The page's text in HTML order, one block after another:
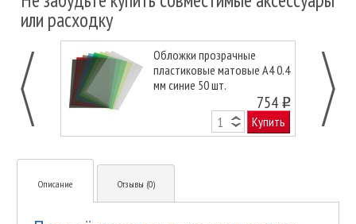
или расходку
Обложки прозрачные
пластиковые матовые А4 0.4
мм синие 50 шт.
754 o
Купить
Описание Отзывы (0)